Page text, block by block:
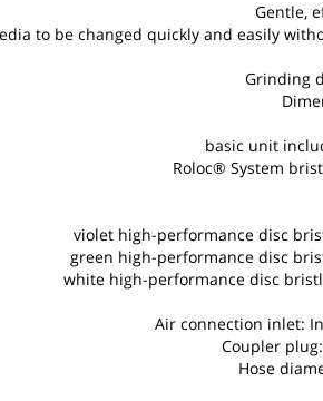
Gentle,
to be changed quickly and easily
Grinding
Air connection inlet:
Coupler
Hose